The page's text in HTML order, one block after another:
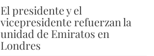
El presidente y el
vicepresidente refuerzan la
unidad de Emiratos en
Londres